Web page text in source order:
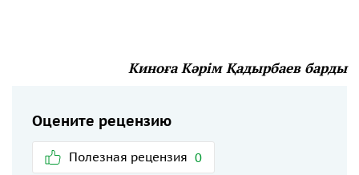
Киноға Кәрім Қадырбаев барды
Оцените рецензию
Полезная рецензия 0